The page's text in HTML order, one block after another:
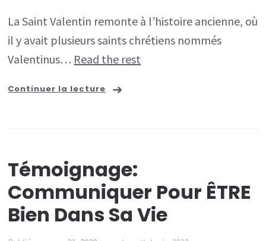
La Saint Valentin remonte à l’histoire ancienne, où
il y avait plusieurs saints chrétiens nommés
Valentinus… Read the rest
Continuer la lecture
Témoignage:
Communiquer Pour ÊTRE
Bien Dans Sa Vie